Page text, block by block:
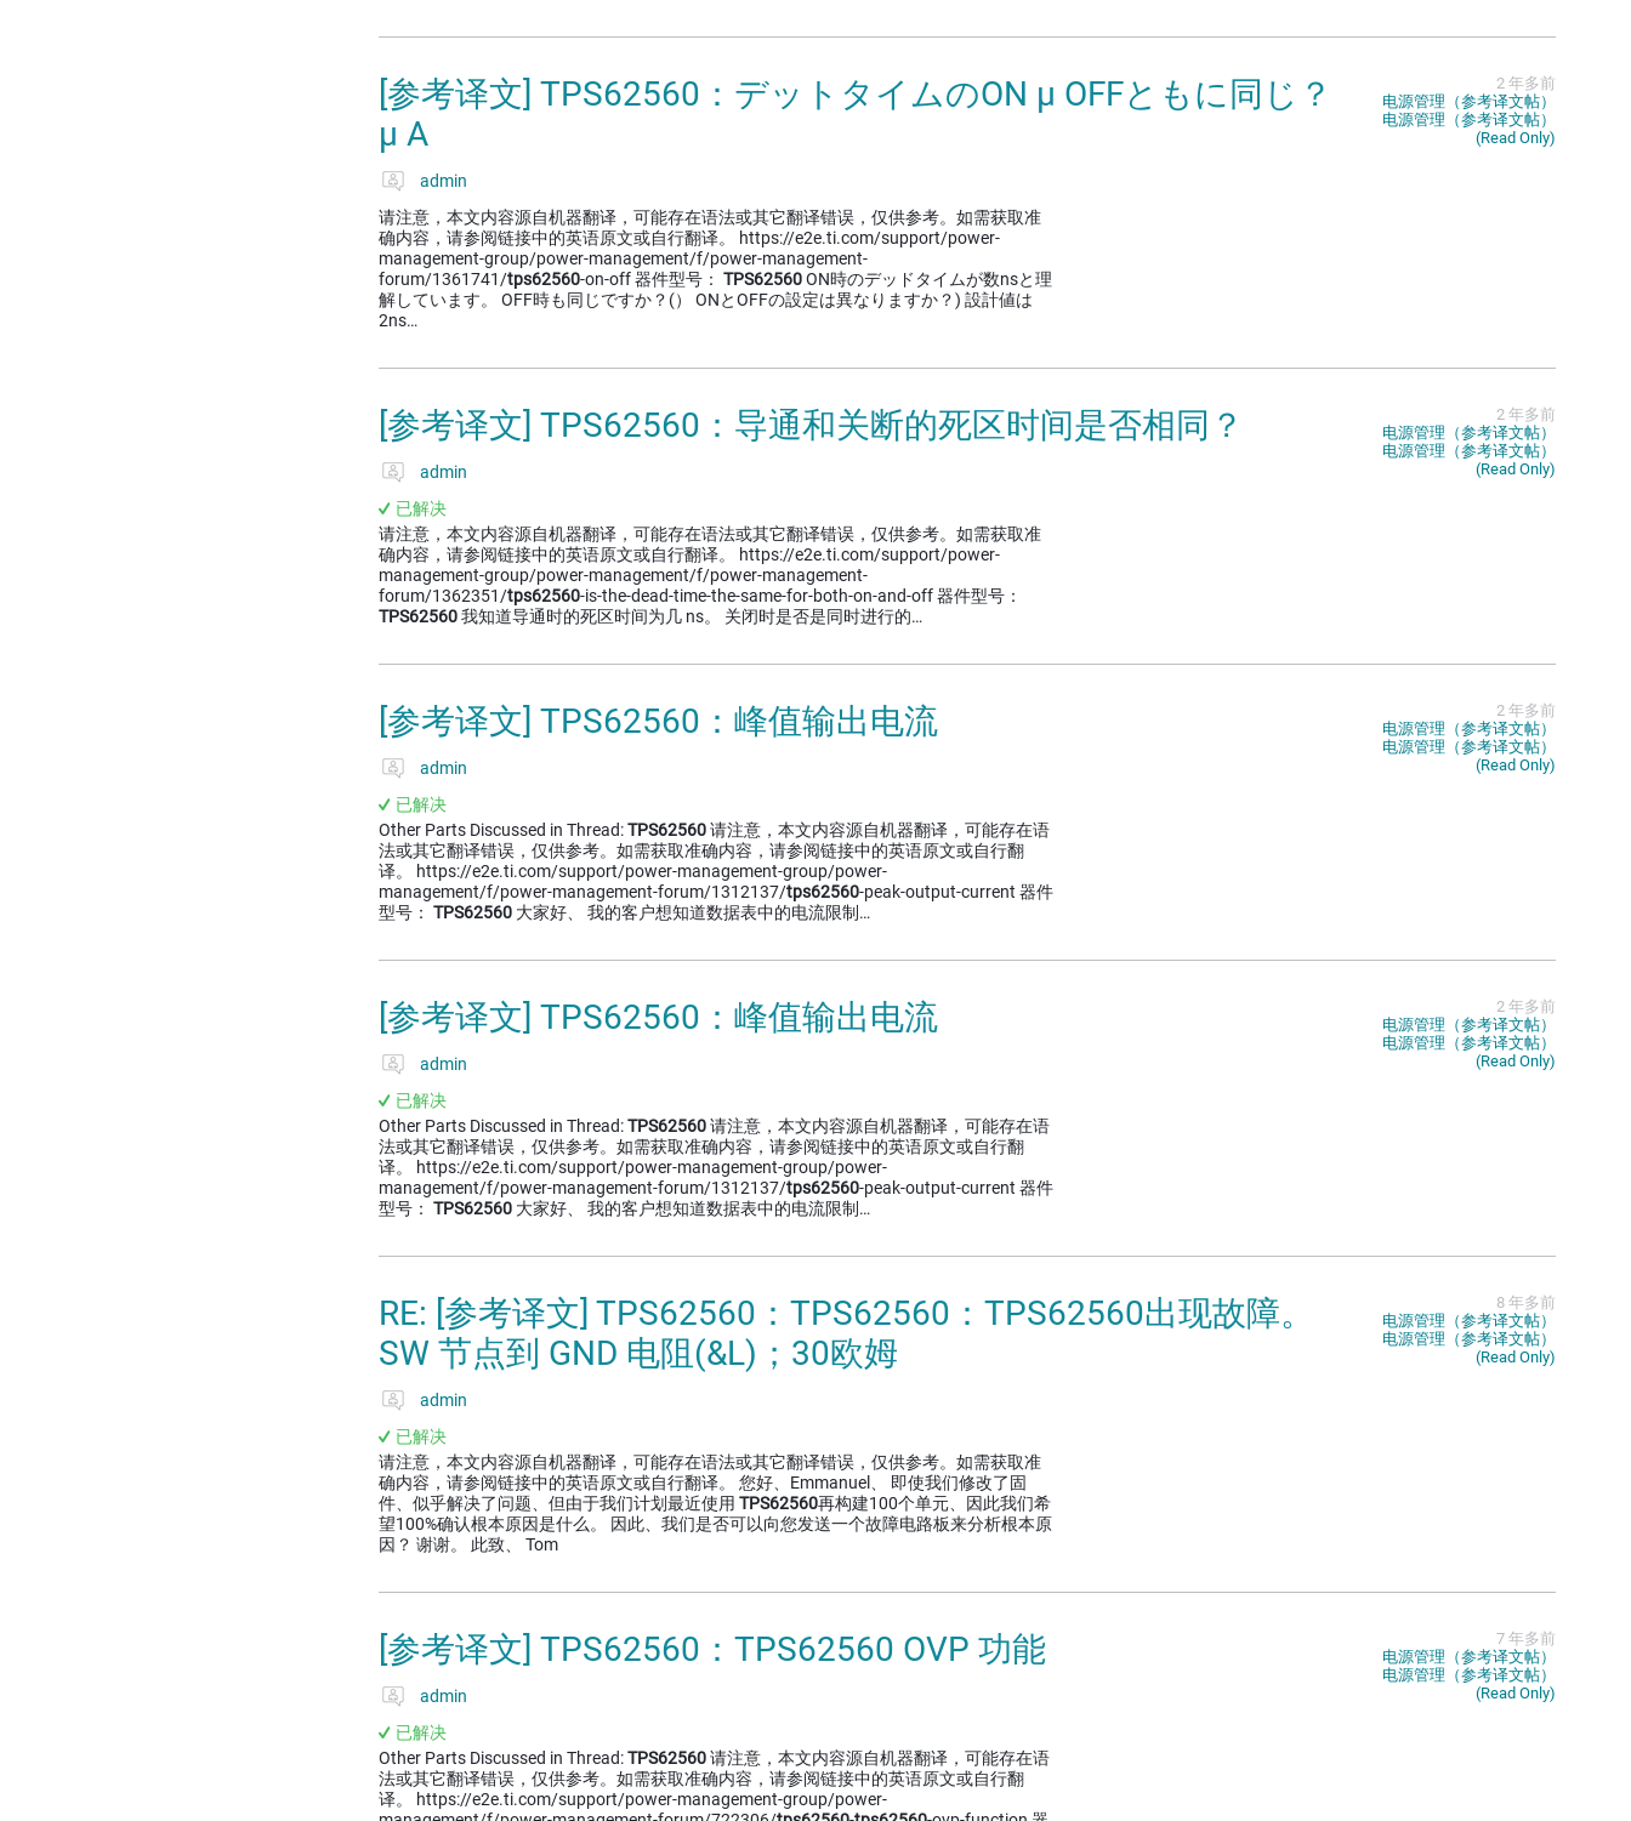
[参考译文] TPS62560：デットタイムのON μ OFFともに同じ？
μ A
admin
请注意，本文内容源自机器翻译，可能存在语法或其它翻译错误，仅供参考。如需获取准
确内容，请参阅链接中的英语原文或自行翻译。 https://e2e.ti.com/support/power-
management-group/power-management/f/power-management-
forum/1361741/tps62560-on-off 器件型号： TPS62560ON時のデッドタイムが数nsと理
解しています。 OFF時も同じですか？(） ONとOFFの設定は異なりますか？) 設計値は
2ns…
2 年多前
电源管理（参考译文帖）
电源管理（参考译文帖）
(Read Only)
[参考译文] TPS62560：导通和关断的死区时间是否相同？
admin
已解决
请注意，本文内容源自机器翻译，可能存在语法或其它翻译错误，仅供参考。如需获取准
确内容，请参阅链接中的英语原文或自行翻译。 https://e2e.ti.com/support/power-
management-group/power-management/f/power-management-
forum/1362351/tps62560-is-the-dead-time-the-same-for-both-on-and-off 器件型号：
TPS62560我知道导通时的死区时间为几 ns。 关闭时是否是同时进行的…
2 年多前
电源管理（参考译文帖）
电源管理（参考译文帖）
(Read Only)
[参考译文] TPS62560：峰值输出电流
admin
已解决
Other Parts Discussed in Thread:TPS62560请注意，本文内容源自机器翻译，可能存在语
法或其它翻译错误，仅供参考。如需获取准确内容，请参阅链接中的英语原文或自行翻
译。 https://e2e.ti.com/support/power-management-group/power-
management/f/power-management-forum/1312137/tps62560-peak-output-current 器件
型号： TPS62560 大家好、 我的客户想知道数据表中的电流限制…
2 年多前
电源管理（参考译文帖）
电源管理（参考译文帖）
(Read Only)
[参考译文] TPS62560：峰值输出电流
admin
已解决
Other Parts Discussed in Thread:TPS62560请注意，本文内容源自机器翻译，可能存在语
法或其它翻译错误，仅供参考。如需获取准确内容，请参阅链接中的英语原文或自行翻
译。 https://e2e.ti.com/support/power-management-group/power-
management/f/power-management-forum/1312137/tps62560-peak-output-current 器件
型号： TPS62560 大家好、 我的客户想知道数据表中的电流限制…
2 年多前
电源管理（参考译文帖）
电源管理（参考译文帖）
(Read Only)
RE: [参考译文] TPS62560：TPS62560：TPS62560出现故障。
SW 节点到 GND 电阻(&L)；30欧姆
admin
已解决
请注意，本文内容源自机器翻译，可能存在语法或其它翻译错误，仅供参考。如需获取准
确内容，请参阅链接中的英语原文或自行翻译。 您好、Emmanuel、 即使我们修改了固
件、似乎解决了问题、但由于我们计划最近使用 TPS62560再构建100个单元、因此我们希
望100%确认根本原因是什么。 因此、我们是否可以向您发送一个故障电路板来分析根本原
因？ 谢谢。 此致、 Tom
8 年多前
电源管理（参考译文帖）
电源管理（参考译文帖）
(Read Only)
[参考译文] TPS62560：TPS62560 OVP 功能
admin
已解决
Other Parts Discussed in Thread:TPS62560请注意，本文内容源自机器翻译，可能存在语
法或其它翻译错误，仅供参考。如需获取准确内容，请参阅链接中的英语原文或自行翻
译。 https://e2e.ti.com/support/power-management-group/power-
7 年多前
电源管理（参考译文帖）
电源管理（参考译文帖）
(Read Only)